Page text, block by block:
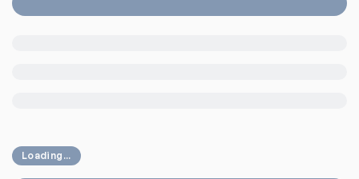
Loading...